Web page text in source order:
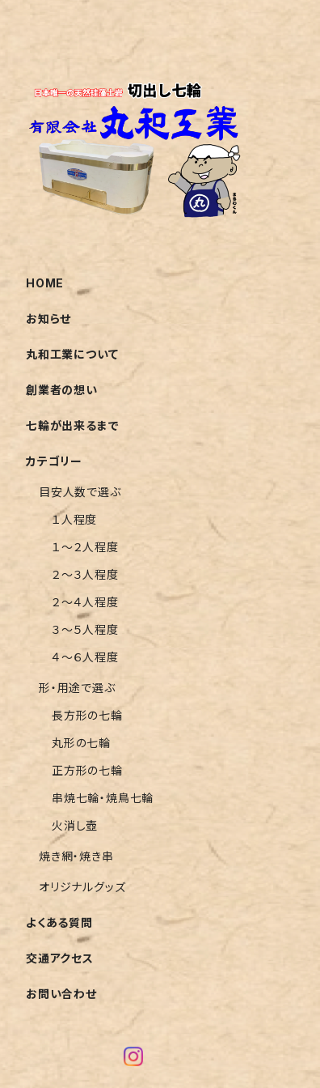
HOME
お知らせ
丸和工業について
創業者の想い
七輪が出来るまで
カテゴリー
目安人数で選ぶ
１人程度
１〜２人程度
２〜３人程度
２〜４人程度
３〜５人程度
４〜６人程度
形・用途で選ぶ
長方形の七輪
丸形の七輪
正方形の七輪
串焼七輪・焼鳥七輪
火消し壺
焼き網・焼き串
オリジナルグッズ
よくある質問
交通アクセス
お問い合わせ